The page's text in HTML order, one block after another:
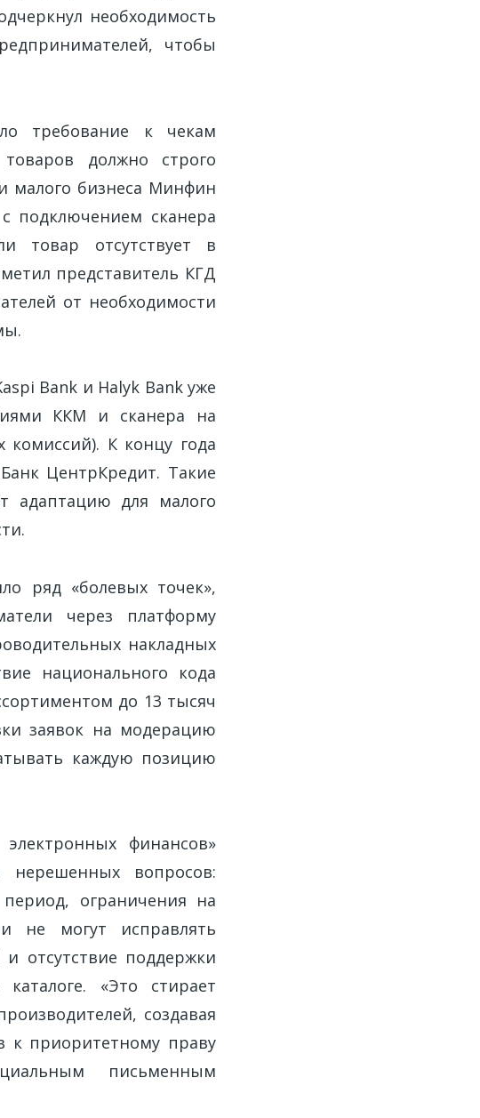
необходимость
чтобы
требование к чекам
должно строго
малого бизнеса Минфин
подключением сканера
товар отсутствует в
представитель КГД
от необходимости
Bank и Halyk Bank уже
ККМ и сканера на
комиссий). К концу года
ЦентрКредит. Такие
адаптацию для малого
ряд «болевых точек»,
через платформу
накладных
национального кода
до 13 тысяч
заявок на модерацию
каждую позицию
финансов»
вопросов:
ограничения на
не могут исправлять
отсутствие поддержки
«Это стирает
создавая
к приоритетному праву
письменным